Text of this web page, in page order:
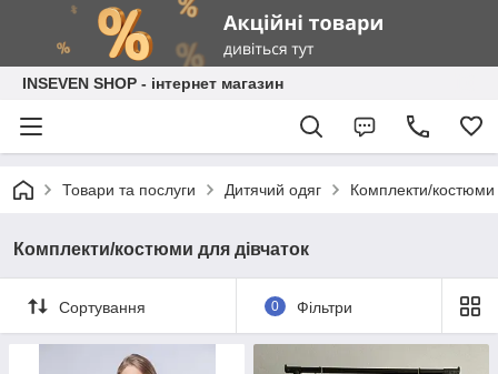
INSEVEN SHOP - інтернет магазин
Товари та послуги Дитячий одяг Комплекти/костюми
Комплекти/костюми для дівчаток
Сортування 0 Фільтри